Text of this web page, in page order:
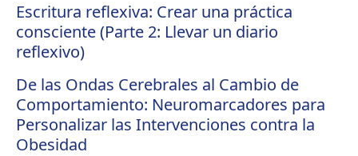
Escritura reflexiva: Crear una práctica
consciente (Parte 2: Llevar un diario
reflexivo)
De las Ondas Cerebrales al Cambio de
Comportamiento: Neuromarcadores para
Personalizar las Intervenciones contra la
Obesidad